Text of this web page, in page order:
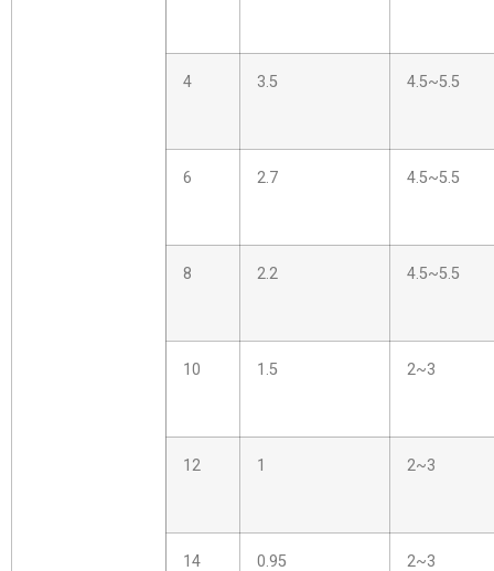
4 3.5 4.5~5.5
6 2.7 4.5~5.5
8 2.2 4.5~5.5
10 1.5 2~3
12 1 2~3
14 0.95 2~3